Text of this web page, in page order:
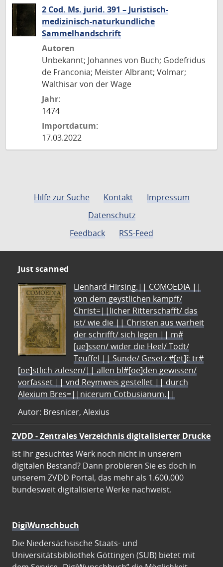
2 Cod. Ms. jurid. 391 – Juristisch-
medizinisch-naturkundliche
Sammelhandschrift
Autoren
Unbekannt; Johannes von Buch; Godefridus
de Franconia; Meister Albrant; Volmar;
Walthisar von der Wage
Jahr:
1474
Importdatum:
17.03.2022
Hilfe zur Suche Kontakt
Impressum
Datenschutz
Feedback
RSS-Feed
Just scanned
Lienhard Hirsing.|| COMOEDIA ||
von dem geystlichen kampff/
Christ=||licher Ritterschafft/ das
ist/ wie die || Christen aus warheit
der schrifft/ sich legen || m#
[ue]ssen/ wider die Heel/ Todt/
Teuffel || Sünde/ Gesetz #[et]c̃ tr#
[oe]stlich zulesen/|| allen bl#[oe]den gewissen/
vorfasset || vnd Reymweis gestellet || durch
Alexium Bres=||nicerum Cotbusianum.||
Autor: Bresnicer, Alexius
ZVDD - Zentrales Verzeichnis digitalisierter Drucke
Ist Ihr gesuchtes Werk noch nicht in unserem
digitalen Bestand? Dann probieren Sie es doch in
unserem ZVDD Portal, das mehr als 1.600.000
bundesweit digitalisierte Werke nachweist.
DigiWunschbuch
Die Niedersächsische Staats- und
Universitätsbibliothek Göttingen (SUB) bietet mit